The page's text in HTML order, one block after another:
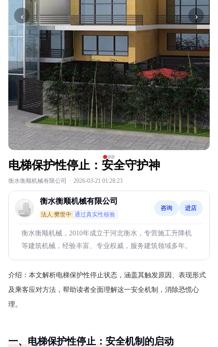
‹ ›
电梯保护性停止：安全守护神
衡水衡顺机械有限公司 · 2026-03-21 01:28:23
衡水衡顺机械有限公司
法人:樊世中 通过真实性核验
咨询 进店
衡水衡顺机械，2010年成立于河北衡水，专营施工升降机
等建筑机械，经验丰富、专业权威，服务建筑领域多年。
介绍： 本文解析电梯保护性停止状态，涵盖其触发原因、表现形式
及乘客应对方法，帮助读者全面理解这一安全机制，消除恐慌心
理。
一、电梯保护性停止：安全机制的启动